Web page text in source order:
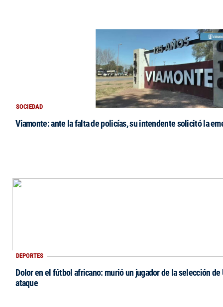
SOCIEDAD
Viamonte: ante la falta de policías, su intendente solicitó la
DEPORTES
Dolor en el fútbol africano: murió un jugador de la selección
ataque